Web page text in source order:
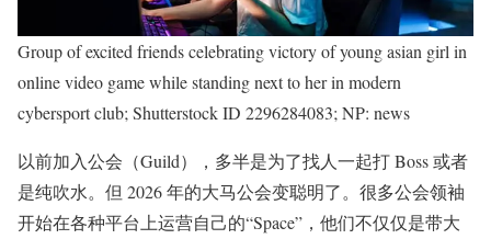
Group of excited friends celebrating victory of young asian girl in
online video game while standing next to her in modern
cybersport club; Shutterstock ID 2296284083; NP: news
以前加入公会（Guild），多半是为了找人一起打 Boss 或者
是纯吹水。但 2026 年的大马公会变聪明了。很多公会领袖
开始在各种平台上运营自己的“Space”，他们不仅仅是带大